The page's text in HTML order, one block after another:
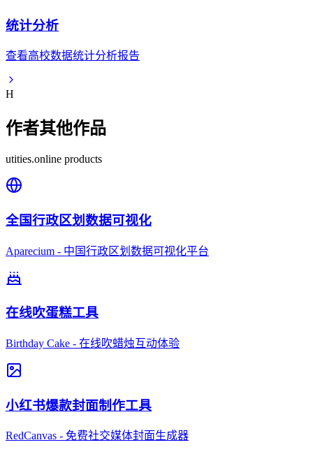
统计分析
查看高校数据统计分析报告
H
作者其他作品
utities.online products
全国行政区划数据可视化
Aparecium - 中国行政区划数据可视化平台
在线吹蛋糕工具
Birthday Cake - 在线吹蜡烛互动体验
小红书爆款封面制作工具
RedCanvas - 免费社交媒体封面生成器